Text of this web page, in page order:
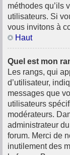
méthodes qu’ils
utilisateurs. Si
vous invitons à
Haut
Quel est mon
Les rangs, qui
d’utilisateur,
messages que
utilisateurs
modérateurs.
administrateur
forum. Merci de
inutilement des